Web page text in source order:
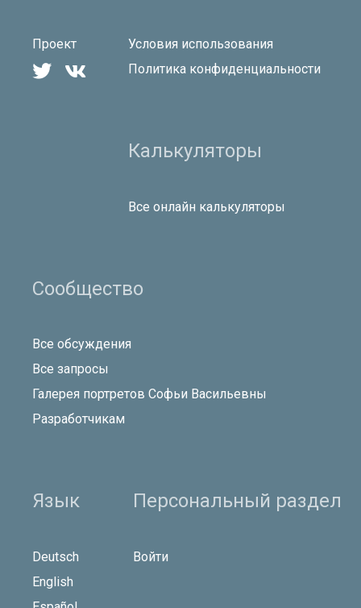
Проект
 
Условия использования
Политика конфиденциальности
Калькуляторы
Все онлайн калькуляторы
Сообщество
Все обсуждения
Все запросы
Галерея портретов Софьи Васильевны
Разработчикам
Язык
Deutsch
English
Персональный раздел
Войти